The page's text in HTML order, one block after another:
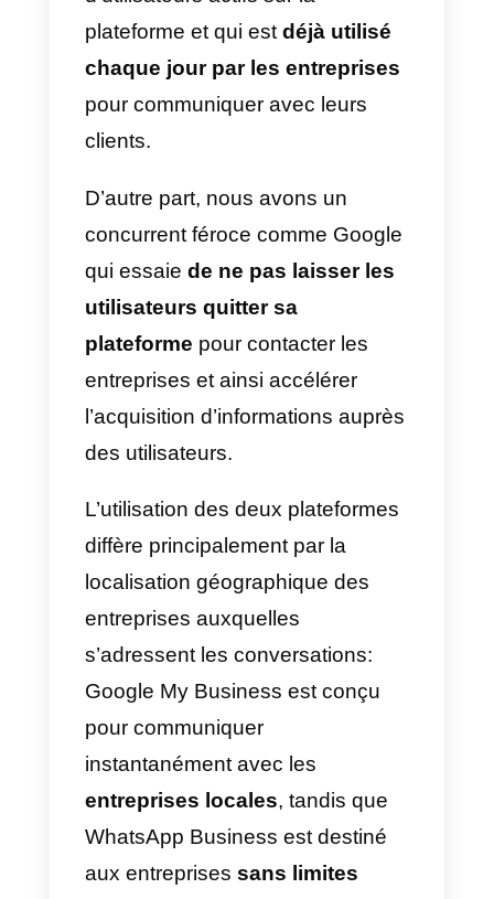
apparaît parmi les premiers
résultats. Marco semble
par un repas dans le restaurant
d’Antonio, mais il veut obtenir
d’informations sur le type de
cuisine. En un instant, Marco
clique sur l’onglet Google My
Business du restaurant et clique
sur « Envoyer un message », où
trouvera Antonio prêt à répondre
à toutes ses questions.
Une différence substantielle par
rapport à l’ancienne utilisation
SMSpar Google depuis 2017,
elle rend l’interaction entre les
entreprises et les utilisateurs plus
rapide, assurant une expérience
beaucoup plus épanouissante au
sein de la plateforme Google.